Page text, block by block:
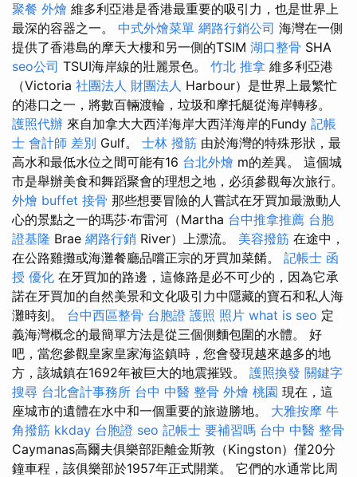
聚餐 外燴 維多利亞港是香港最重要的吸引力，也是世界上
最深的容器之一。 中式外燴菜單 網路行銷公司 海灣在一側
提供了香港島的摩天大樓和另一側的TSIM 湖口整骨 SHA
seo公司 TSUI海岸線的壯麗景色。 竹北 推拿 維多利亞港
（Victoria 社團法人 財團法人 Harbour）是世界上最繁忙
的港口之一，將數百輛渡輪，垃圾和摩托艇從海岸轉移。
護照代辦 來自加拿大大西洋海岸大西洋海岸的Fundy 記帳
士 會計師 差別 Gulf。 士林 撥筋 由於海灣的特殊形狀，最
高水和最低水位之間可能有16 台北外燴 m的差異。 這個城
市是舉辦美食和舞蹈聚會的理想之地，必須參觀每次旅行。
外燴 buffet 接骨 那些想要冒險的人嘗試在牙買加最激動人
心的景點之一的瑪莎·布雷河（Martha 台中推拿推薦 台胞
證基隆 Brae 網路行銷 River）上漂流。 美容撥筋 在途中，
在公路雞攤或海灘餐廳品嚐正宗的牙買加菜餚。 記帳士 函
授 優化 在牙買加的路邊，這條路是必不可少的，因為它承
諾在牙買加的自然美景和文化吸引力中隱藏的寶石和私人海
灘時刻。 台中西區整骨 台胞證 護照 照片 what is seo 定
義海灣概念的最簡單方法是從三個側麵包圍的水體。 好
吧，當您參觀皇家皇家海盜鎮時，您會發現越來越多的地
方，該城鎮在1692年被巨大的地震摧毀。 護照換發 關鍵字
搜尋 台北會計事務所 台中 中醫 整骨 外燴 桃園 現在，這
座城市的遺體在水中和一個重要的旅遊勝地。 大雅按摩 牛
角撥筋 kkday 台胞證 seo 記帳士 要補習嗎 台中 中醫 整骨
Caymanas高爾夫俱樂部距離金斯敦（Kingston）僅20分
鐘車程，該俱樂部於1957年正式開業。 它們的水通常比周